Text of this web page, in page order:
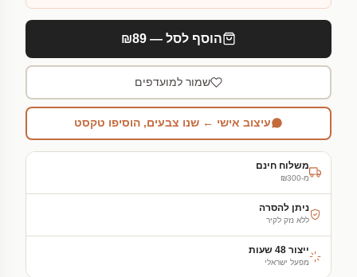
הוסף לסל — ₪89
שמור למועדפים
עיצוב אישי ← שנו צבעים, הוסיפו טקסט
משלוח חינם
מ-₪300
ניתן להסרה
ללא נזק לקיר
ייצור 48 שעות
מפעל ישראלי